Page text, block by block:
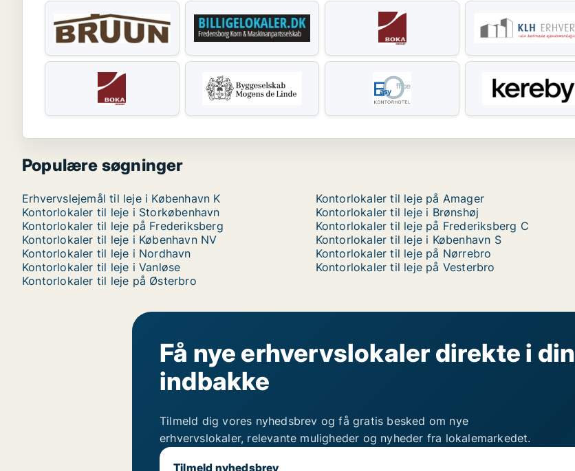
Populære søgninger
Erhvervslejemål til leje i København K Kontorlokaler til leje på Amager
Kontorlokaler til leje i Storkøbenhavn
Kontorlokaler til leje i Brønshøj
Kontorlokaler til leje på Frederiksberg
Kontorlokaler til leje på Frederiksberg C
Kontorlokaler til leje i København NV
Kontorlokaler til leje i København S
Kontorlokaler til leje i Nordhavn
Kontorlokaler til leje på Nørrebro
Kontorlokaler til leje i Vanløse
Kontorlokaler til leje på Vesterbro
Kontorlokaler til leje på Østerbro
Få nye erhvervslokaler direkte i din
indbakke
Tilmeld dig vores nyhedsbrev og få gratis besked om nye
erhvervslokaler, relevante muligheder og nyheder fra lokalemarkedet.
Tilmeld nyhedsbrev